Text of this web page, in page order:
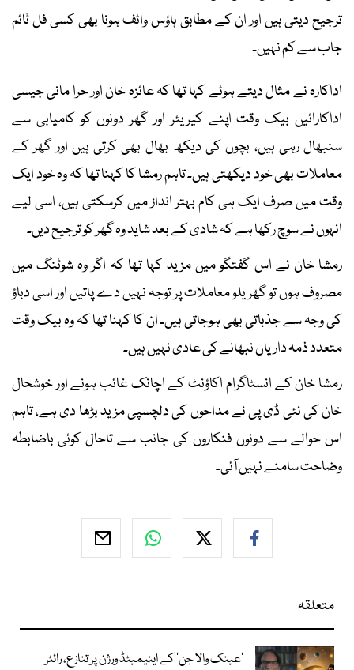
ترجیح دیتی ہیں اور ان کے مطابق ہاؤس وائف ہونا بھی کسی فل ٹائم
جاب سے کم نہیں۔
اداکارہ نے مثال دیتے ہوئے کہا تھا کہ عائزہ خان اور حرا مانی جیسی
اداکارائیں بیک وقت اپنے کیریئر اور گھر دونوں کو کامیابی سے
سنبھال رہی ہیں، بچوں کی دیکھ بھال بھی کرتی ہیں اور گھر کے
معاملات بھی خود دیکھتی ہیں۔ تاہم رمشا کا کہنا تھا کہ وہ خود ایک
وقت میں صرف ایک ہی کام بہتر انداز میں کرسکتی ہیں، اسی لیے
انہوں نے سوچ رکھا ہے کہ شادی کے بعد شاید وہ گھر کو ترجیح دیں۔
رمشا خان نے اس گفتگو میں مزید کہا تھا کہ اگر وہ شوٹنگ میں
مصروف ہوں تو گھریلو معاملات پر توجہ نہیں دے پاتیں اور اسی دباؤ
کی وجہ سے جذباتی بھی ہوجاتی ہیں۔ ان کا کہنا تھا کہ وہ بیک وقت
متعدد ذمہ داریاں نبھانے کی عادی نہیں ہیں۔
رمشا خان کے انسٹاگرام اکاؤنٹ کے اچانک غائب ہونے اور خوشحال
خان کی نئی ڈی پی نے مداحوں کی دلچسپی مزید بڑھا دی ہے، تاہم
اس حوالے سے دونوں فنکاروں کی جانب سے تاحال کوئی باضابطہ
وضاحت سامنے نہیں آئی۔
متعلقہ
’عینک والا جن‘ کے اینیمیٹڈ ورژن پر تنازع، رائٹر